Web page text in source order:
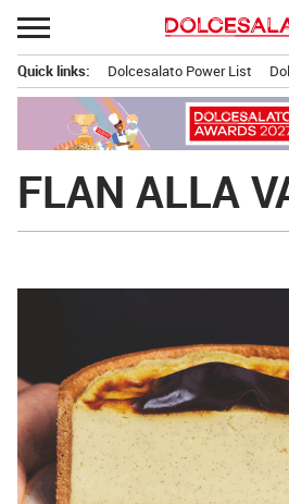
Passa
al
contenuto
principale
Quick links: Dolcesalato Power List
FLAN ALLA